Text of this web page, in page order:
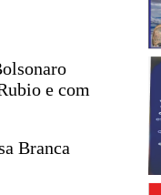
e com
Branca